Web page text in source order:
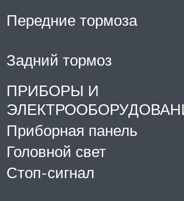
Передние тормоза
Задний тормоз
ПРИБОРЫ И
Приборная панель
Головной свет
Стоп-сигнал